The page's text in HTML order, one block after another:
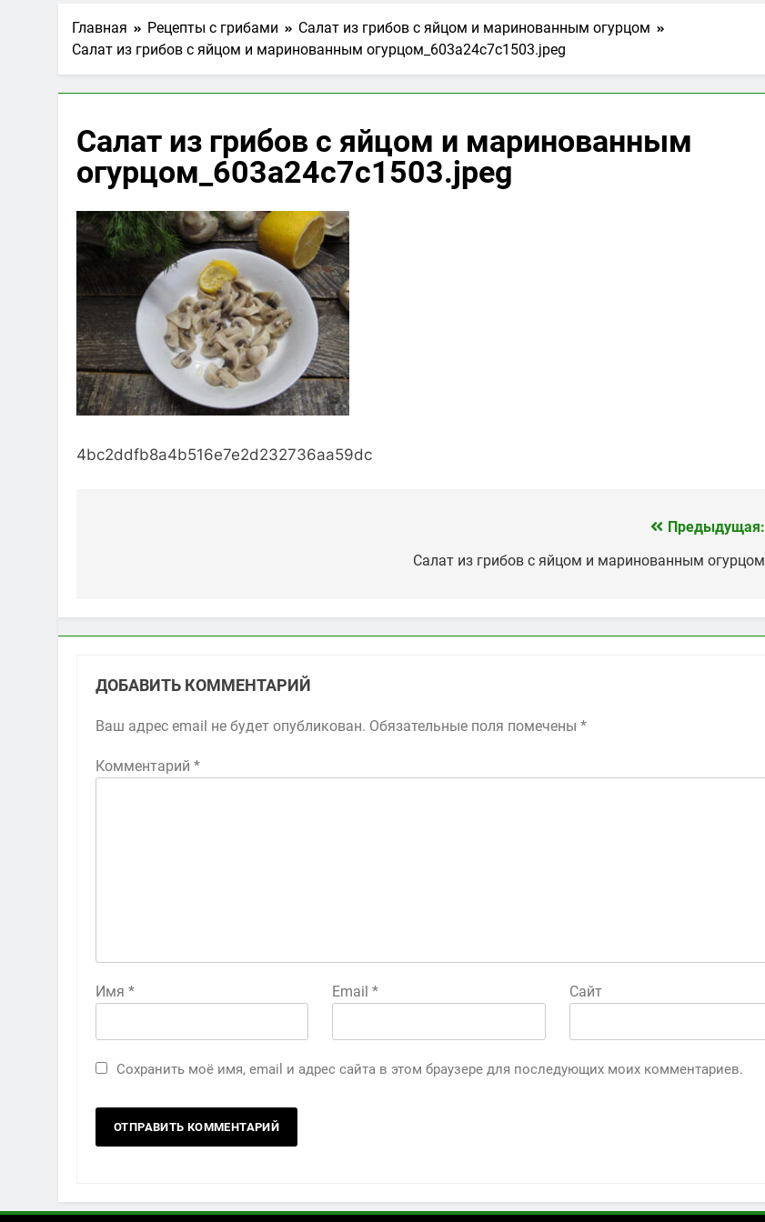
Главная Рецепты с грибами
Салат из грибов с яйцом и маринованным огурцом
Салат из грибов с яйцом и маринованным огурцом_603a24c7c1503.jpeg
Салат из грибов с яйцом и маринованным
огурцом_603a24c7c1503.jpeg
4bc2ddfb8a4b516e7e2d232736aa59dc
Предыдущая:
Салат из грибов с яйцом и маринованным огурцом
ДОБАВИТЬ КОММЕНТАРИЙ
Ваш адрес email не будет опубликован. Обязательные поля помечены *
Комментарий *
Имя * Email* Сайт
Сохранить моё имя, email и адрес сайта в этом браузере для последующих моих комментариев.